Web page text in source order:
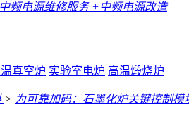
频电源维修服务 +中频电源改造
真空炉 实验室电炉 高温煅烧炉
> 为可靠加码：石墨化炉关键控制模